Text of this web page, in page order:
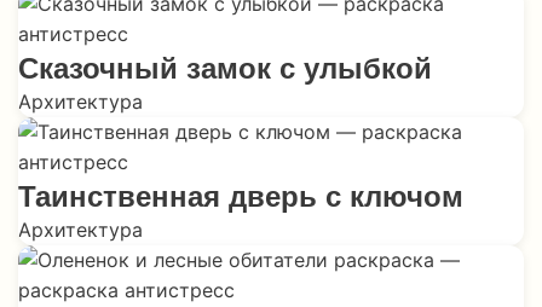
Сказочный замок с улыбкой
Архитектура
Таинственная дверь с ключом
Архитектура